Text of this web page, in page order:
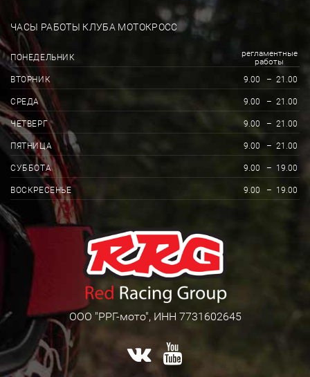
ЧАСЫ РАБОТЫ КЛУБА МОТОКРОСС
ПОНЕДЕЛЬНИК
регламентные
работы
ВТОРНИК
9.00 – 21.00
СРЕДА 9.00 – 21.00
ЧЕТВЕРГ 9.00 – 21.00
ПЯТНИЦА 9.00 – 21.00
СУББОТА 9.00 – 19.00
ВОСКРЕСЕНЬЕ 9.00 – 19.00
ООО "РРГ-мото", ИНН 7731602645